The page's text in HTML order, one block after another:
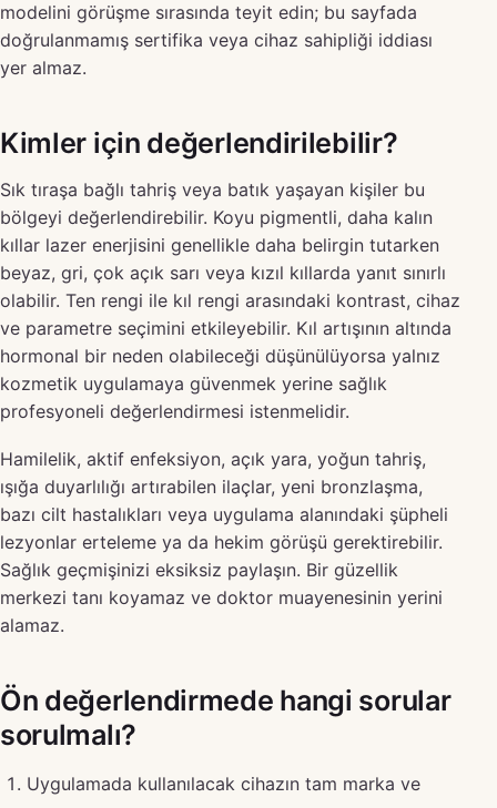
modelini görüşme sırasında teyit edin; bu sayfada
doğrulanmamış sertifika veya cihaz sahipliği iddiası
yer almaz.
Kimler için değerlendirilebilir?
Sık tıraşa bağlı tahriş veya batık yaşayan kişiler bu
bölgeyi değerlendirebilir. Koyu pigmentli, daha kalın
kıllar lazer enerjisini genellikle daha belirgin tutarken
beyaz, gri, çok açık sarı veya kızıl kıllarda yanıt sınırlı
olabilir. Ten rengi ile kıl rengi arasındaki kontrast, cihaz
ve parametre seçimini etkileyebilir. Kıl artışının altında
hormonal bir neden olabileceği düşünülüyorsa yalnız
kozmetik uygulamaya güvenmek yerine sağlık
profesyoneli değerlendirmesi istenmelidir.
Hamilelik, aktif enfeksiyon, açık yara, yoğun tahriş,
ışığa duyarlılığı artırabilen ilaçlar, yeni bronzlaşma,
bazı cilt hastalıkları veya uygulama alanındaki şüpheli
lezyonlar erteleme ya da hekim görüşü gerektirebilir.
Sağlık geçmişinizi eksiksiz paylaşın. Bir güzellik
merkezi tanı koyamaz ve doktor muayenesinin yerini
alamaz.
Ön değerlendirmede hangi sorular
sorulmalı?
Uygulamada kullanılacak cihazın tam marka ve